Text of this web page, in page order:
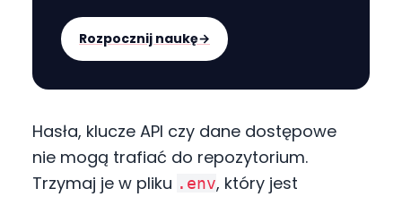
Rozpocznij naukę→
Hasła, klucze API czy dane dostępowe
nie mogą trafiać do repozytorium.
Trzymaj je w pliku .env, który jest